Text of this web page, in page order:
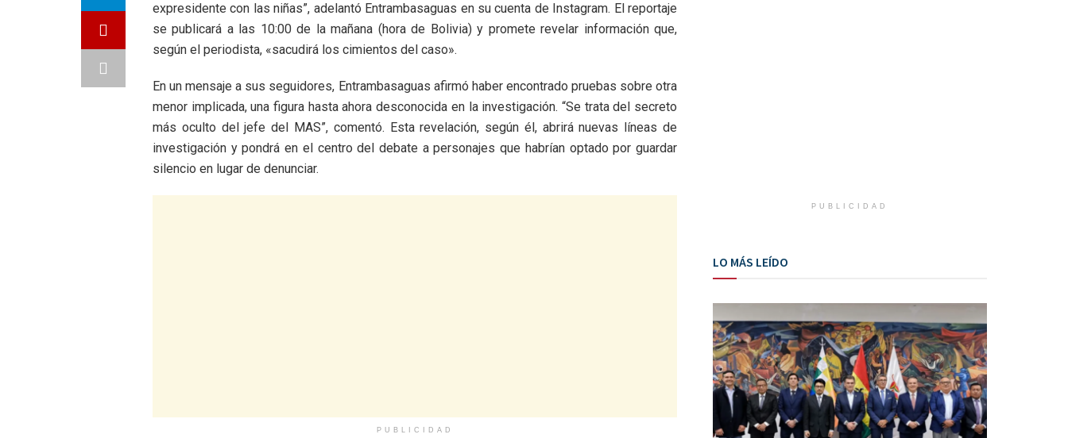
expresidente con las niñas”, adelantó Entrambasaguas en su cuenta de Instagram. El reportaje
se publicará a las 10:00 de la mañana (hora de Bolivia) y promete revelar información que,
según el periodista, «sacudirá los cimientos del caso».
En un mensaje a sus seguidores, Entrambasaguas afirmó haber encontrado pruebas sobre otra
menor implicada, una figura hasta ahora desconocida en la investigación. “Se trata del secreto
más oculto del jefe del MAS”, comentó. Esta revelación, según él, abrirá nuevas líneas de
investigación y pondrá en el centro del debate a personajes que habrían optado por guardar
silencio en lugar de denunciar.
PUBLICIDAD
PUBLICIDAD
LO MÁS LEÍDO